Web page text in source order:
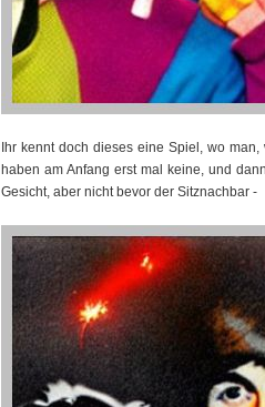
Ihr kennt doch dieses eine Spiel, wo
haben am Anfang erst mal keine, und
Gesicht, aber nicht bevor der Sitznachbar -